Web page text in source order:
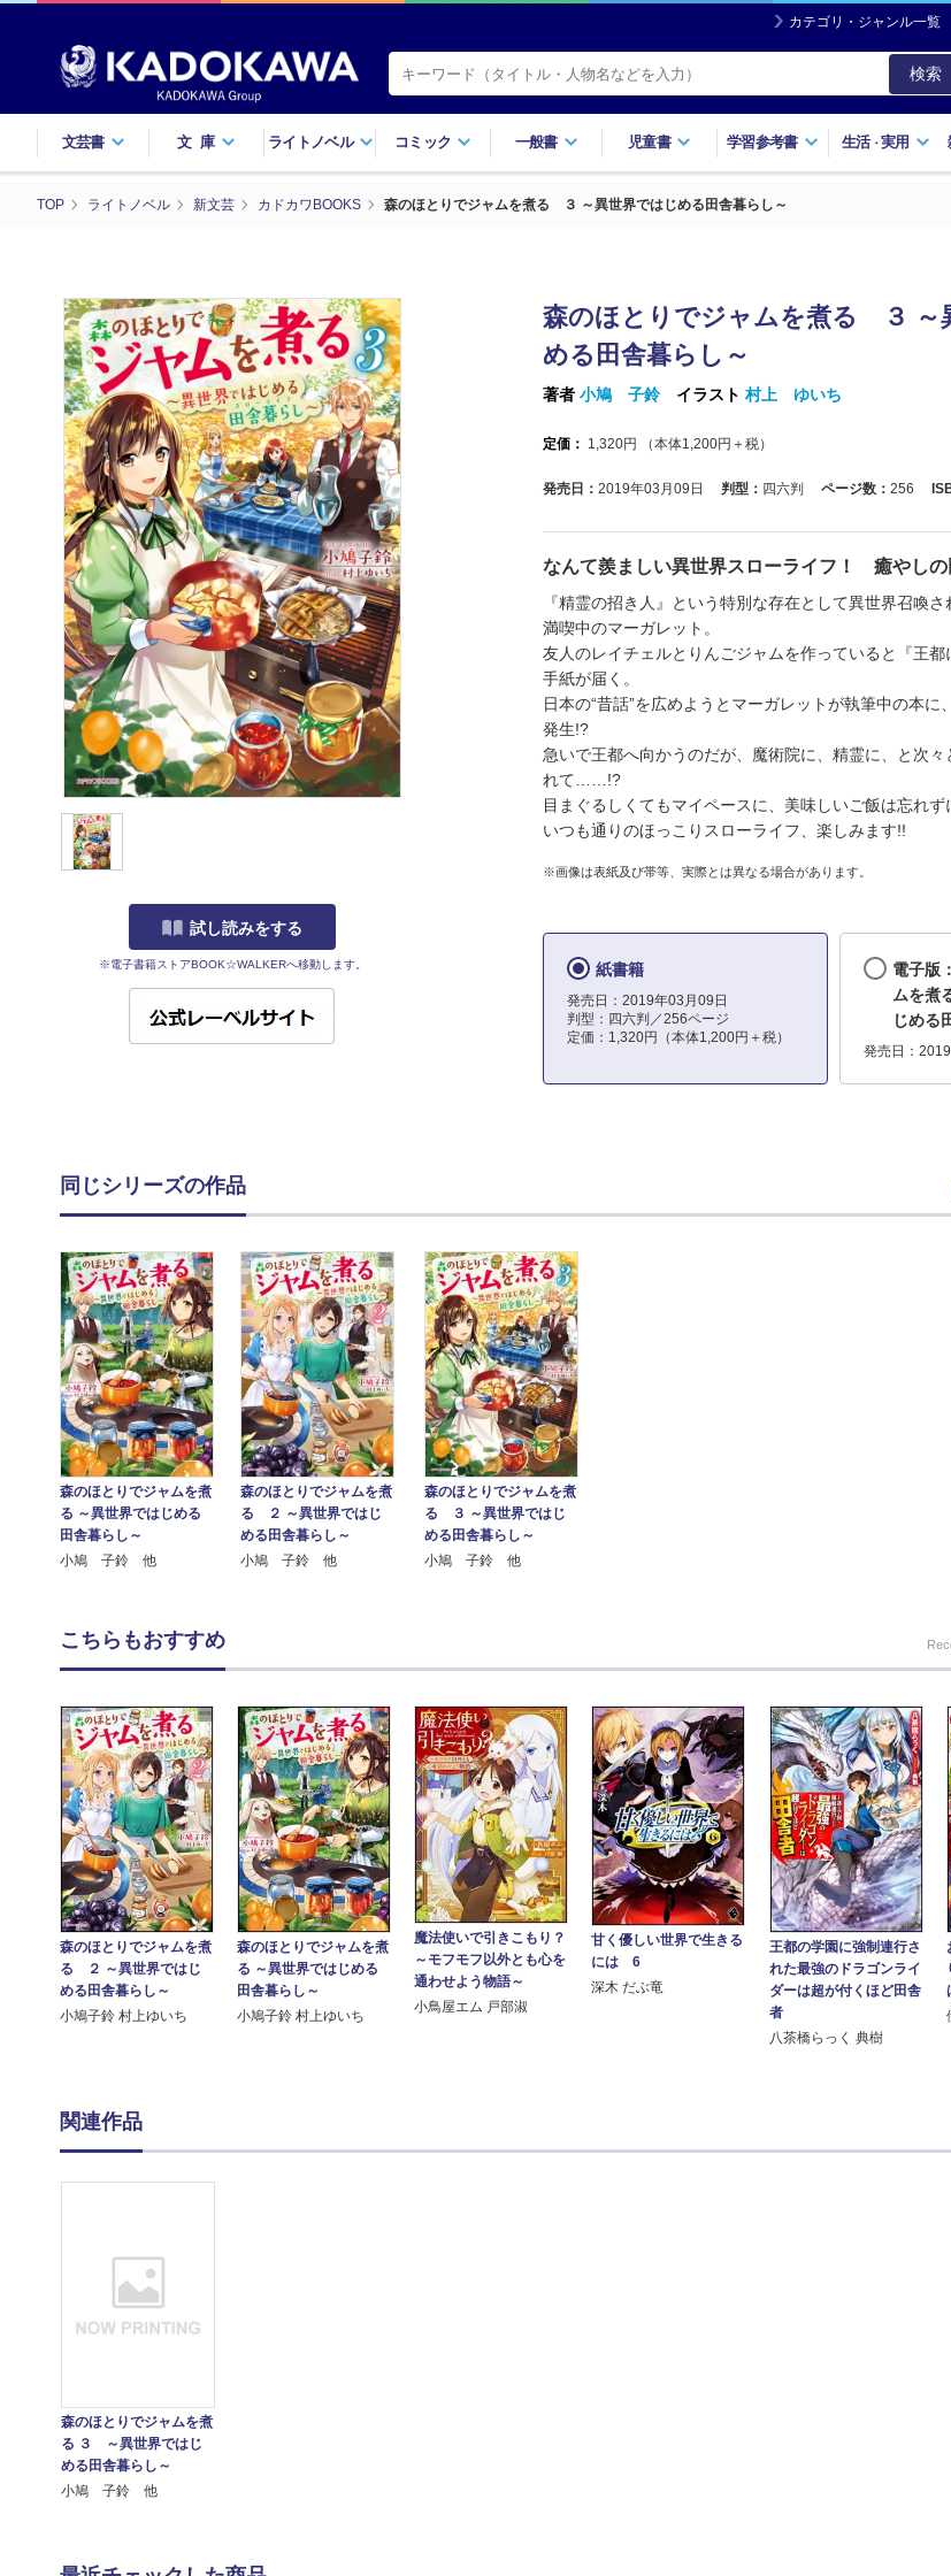
カテゴリ・ジャンル一覧
検索
文芸書 文庫 ライトノベル コミック 一般書 児童書 学習参考書 生活・実用
TOP ライトノベル 新文芸 カドカワBOOKS 森のほとりでジャムを煮る ３ ～異世界ではじめる田舎暮らし～
試し読みをする
※電子書籍ストアBOOK☆WALKERへ移動します。
森のほとりでジャムを煮る ３ ～
める田舎暮らし～
著者 小鳩 子鈴 イラスト 村上 ゆいち
定価： 1,320円 （本体1,200円＋税）
発売日： 2019年03月09日 判型： 四六判 ページ数： 256
なんて羨ましい異世界スローライフ！ 癒やし
『精霊の招き人』という特別な存在として異世界召喚
満喫中のマーガレット。
友人のレイチェルとりんごジャムを作っていると『王
手紙が届く。
日本の“昔話”を広めようとマーガレットが執筆中の本に
発生!?
急いで王都へ向かうのだが、魔術院に、精霊に、と次々
れて……!?
目まぐるしくてもマイペースに、美味しいご飯は忘れず
いつも通りのほっこりスローライフ、楽しみます!!
※画像は表紙及び帯等、実際とは異なる場合があります。
紙書籍
発売日：2019年03月09日
判型：四六判／256ページ
定価：1,320円（本体1,200円＋税）
電子版
ムを煮
じめる
発売日：
同じシリーズの作品
森のほとりでジャムを煮
る ～異世界ではじめる
田舎暮らし～
小鳩 子鈴 他
森のほとりでジャムを煮
る ２ ～異世界ではじ
める田舎暮らし～
小鳩 子鈴 他
森のほとりでジャムを煮
る ３ ～異世界ではじ
める田舎暮らし～
小鳩 子鈴 他
こちらもおすすめ
森のほとりでジャムを煮
る ２ ～異世界ではじ
める田舎暮らし～
小鳩子鈴 村上ゆいち
森のほとりでジャムを煮
る ～異世界ではじめる
田舎暮らし～
小鳩子鈴 村上ゆいち
魔法使いで引きこもり？
～モフモフ以外とも心を
通わせよう物語～
小鳥屋エム 戸部淑
甘く優しい世界で生きる
には 6
深木 だぶ竜
王都の学園に強制連行さ
れた最強のドラゴンライ
ダーは超が付くほど田舎
者
八茶橋らっく 典樹
関連作品
森のほとりでジャムを煮
る ３ ～異世界ではじ
める田舎暮らし～
小鳩 子鈴 他